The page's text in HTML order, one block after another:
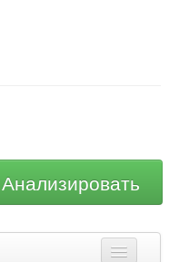
Анализировать